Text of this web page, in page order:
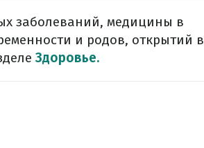
заболеваний, медицины в
и родов, открытий в
Здоровье.